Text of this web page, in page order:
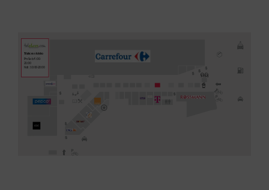
Telakces stoisko
Pn-Sob: 9:00-
21:00
Ndz: 10:00-20:00